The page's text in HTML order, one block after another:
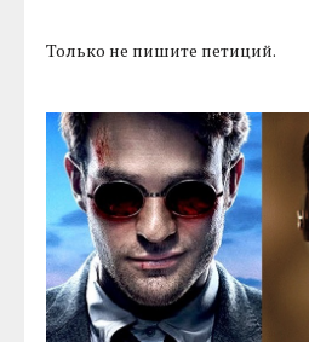
Только не пишите петиций.